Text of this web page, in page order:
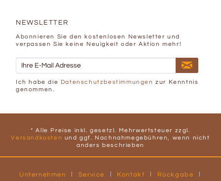
NEWSLETTER
Abonnieren Sie den kostenlosen Newsletter und
verpassen Sie keine Neuigkeit oder Aktion mehr!
Ich habe die Datenschutzbestimmungen zur Kenntnis
genommen.
* Alle Preise inkl. gesetzl. Mehrwertsteuer zzgl.
Versandkosten und ggf. Nachnahmegebühren, wenn nicht
anders beschrieben
Unternehmen Service Kontakt Rückgabe